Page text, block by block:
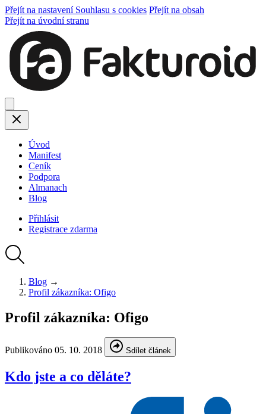
Přejít na nastavení Souhlasu s cookies Přejít na obsah
Přejít na úvodní stranu
Úvod
Manifest
Ceník
Podpora
Almanach
Blog
Přihlásit
Registrace zdarma
Blog →
Profil zákazníka: Ofigo
Profil zákazníka: Ofigo
Publikováno 05. 10. 2018 Sdílet článek
Kdo jste a co děláte?